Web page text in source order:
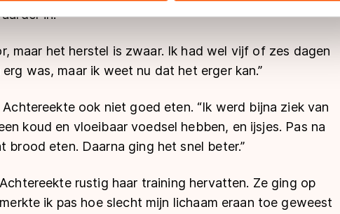
Door op ‘Toestaan’ te klikken, stemt u in met deze
in.
maar het herstel is zwaar. Ik had wel vijf of zes dagen
was, maar ik weet nu dat het erger kan.”
ook niet goed eten. “Ik werd bijna ziek van
koud en vloeibaar voedsel hebben, en ijsjes. Pas na
eten. Daarna ging het snel beter.”
rustig haar training hervatten. Ze ging op
ik pas hoe slecht mijn lichaam eraan toe geweest